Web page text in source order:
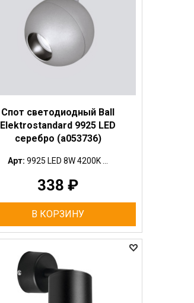
Спот светодиодный Ball
Elektrostandard 9925 LED
серебро (a053736)
Арт: 9925 LED 8W 4200K ...
338 ₽
В КОРЗИНУ